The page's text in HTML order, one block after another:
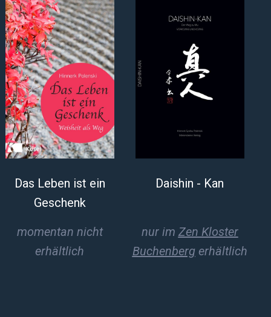
Das Leben ist ein
Geschenk
momentan nicht
erhältlich
Daishin - Kan
nur im Zen Kloster
Buchenbergerhältlich